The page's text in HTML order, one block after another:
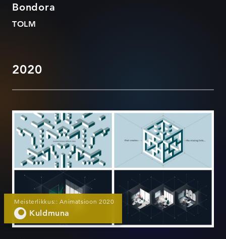
Bondora
TOLM
2020
Ellix Brand Film
Meisterlikkus:: Animatsioon 2020
Kuldmuna